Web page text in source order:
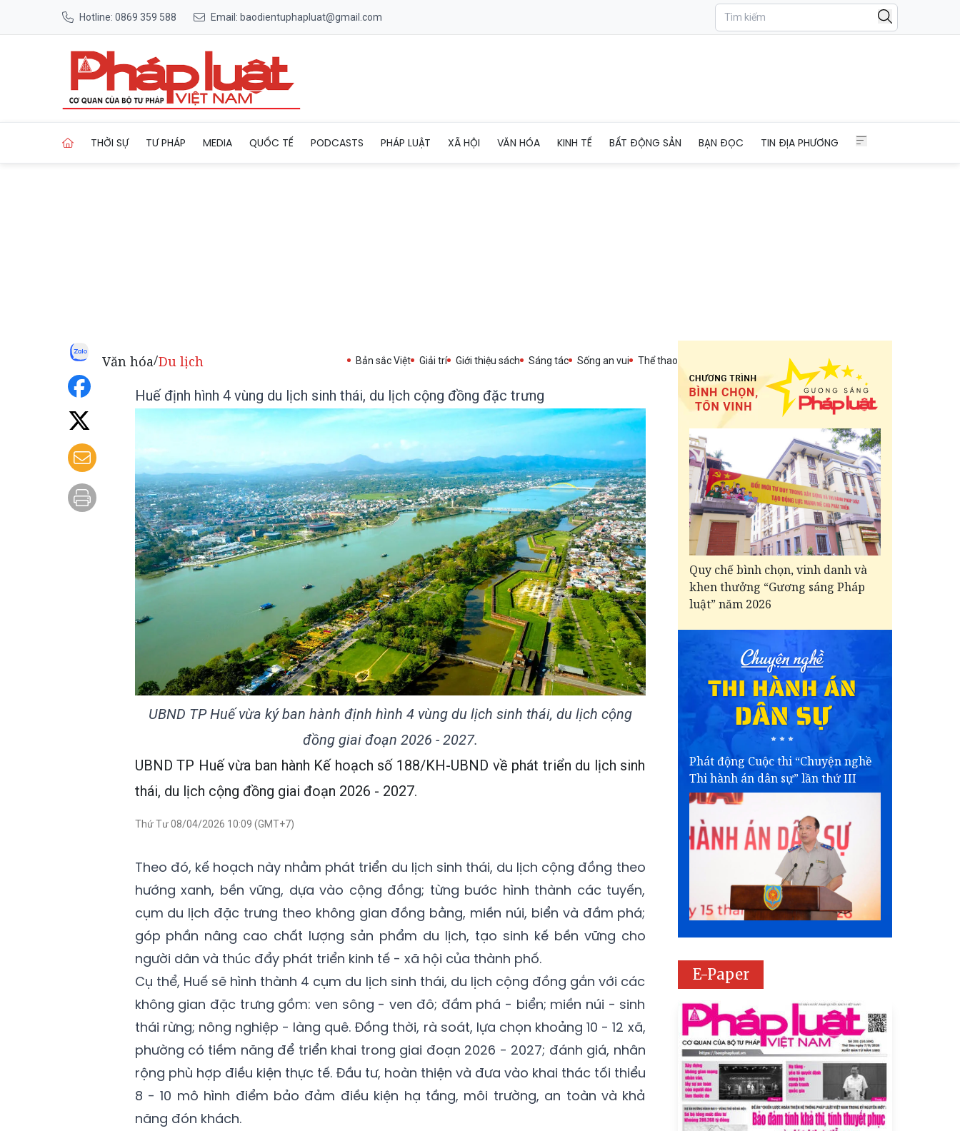
Hotline: 0869 359 588 Email: baodientuphapluat@gmail.com
THỜI SỰ TƯ PHÁP MEDIA QUỐC TẾ PODCASTS PHÁP LUẬT XÃ HỘI VĂN HÓA KINH TẾ BẤT ĐỘNG SẢN BẠN ĐỌC TIN ĐỊA PHƯƠNG
Văn hóa/Du lịch Bản sắc Việt Giải trí Giới thiệu sách Sáng tác Sống an vui Thể thao
Huế định hình 4 vùng du lịch sinh thái, du lịch cộng đồng đặc trưng
UBND TP Huế vừa ký ban hành định hình 4 vùng du lịch sinh thái, du lịch cộng
đồng giai đoạn 2026 - 2027.
UBND TP Huế vừa ban hành Kế hoạch số 188/KH-UBND về phát triển du lịch sinh
thái, du lịch cộng đồng giai đoạn 2026 - 2027.
Thứ Tư 08/04/2026 10:09 (GMT+7)
Theo đó, kế hoạch này nhằm phát triển du lịch sinh thái, du lịch cộng đồng theo
hướng xanh, bền vững, dựa vào cộng đồng; từng bước hình thành các tuyến,
cụm du lịch đặc trưng theo không gian đồng bằng, miền núi, biển và đầm phá;
góp phần nâng cao chất lượng sản phẩm du lịch, tạo sinh kế bền vững cho
người dân và thúc đẩy phát triển kinh tế - xã hội của thành phố.
Cụ thể, Huế sẽ hình thành 4 cụm du lịch sinh thái, du lịch cộng đồng gắn với các
không gian đặc trưng gồm: ven sông - ven đô; đầm phá - biển; miền núi - sinh
thái rừng; nông nghiệp - làng quê. Đồng thời, rà soát, lựa chọn khoảng 10 - 12 xã,
phường có tiềm năng để triển khai trong giai đoạn 2026 - 2027; đánh giá, nhân
rộng phù hợp điều kiện thực tế. Đầu tư, hoàn thiện và đưa vào khai thác tối thiểu
8 - 10 mô hình điểm bảo đảm điều kiện hạ tầng, môi trường, an toàn và khả
năng đón khách.
Quy chế bình chọn, vinh danh và
khen thưởng “Gương sáng Pháp
luật” năm 2026
Phát động Cuộc thi “Chuyện nghề
Thi hành án dân sự” lần thứ III
E-Paper